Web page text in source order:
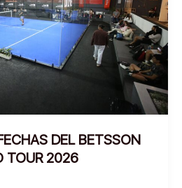
DEL BETSSON
TOUR 2026